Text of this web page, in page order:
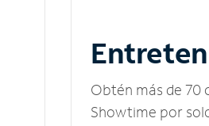
Obtén más de 70
Showtime por